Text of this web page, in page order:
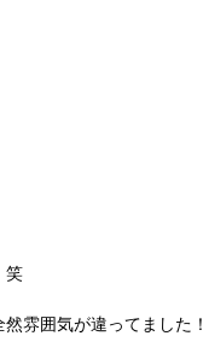
笑
雰囲気が違ってました！